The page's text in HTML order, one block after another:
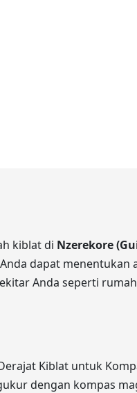
kiblat di Nzerekore
dapat
Anda seperti
Kiblat untuk
dengan kompas